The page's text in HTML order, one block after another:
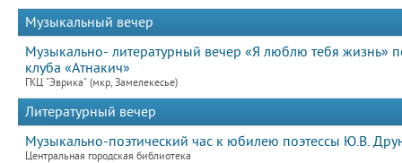
Музыкальный вечер
Музыкально- литературный вечер «Я люблю тебя
клуба «Атнакич»
ГКЦ "Эврика" (мкр, Замелекесье)
Литературный вечер
Музыкально-поэтический час к юбилею поэтессы Ю.В.
Центральная городская библиотека